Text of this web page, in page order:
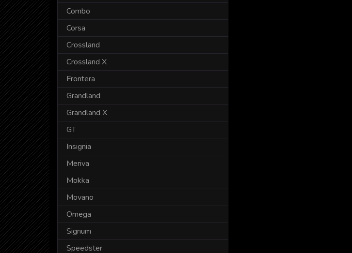
Combo
Corsa
Crossland
Crossland X
Frontera
Grandland
Grandland X
GT
Insignia
Meriva
Mokka
Movano
Omega
Signum
Speedster